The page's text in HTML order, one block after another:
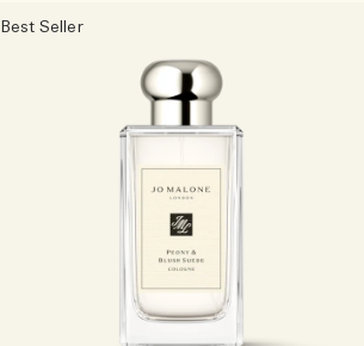
Best Seller